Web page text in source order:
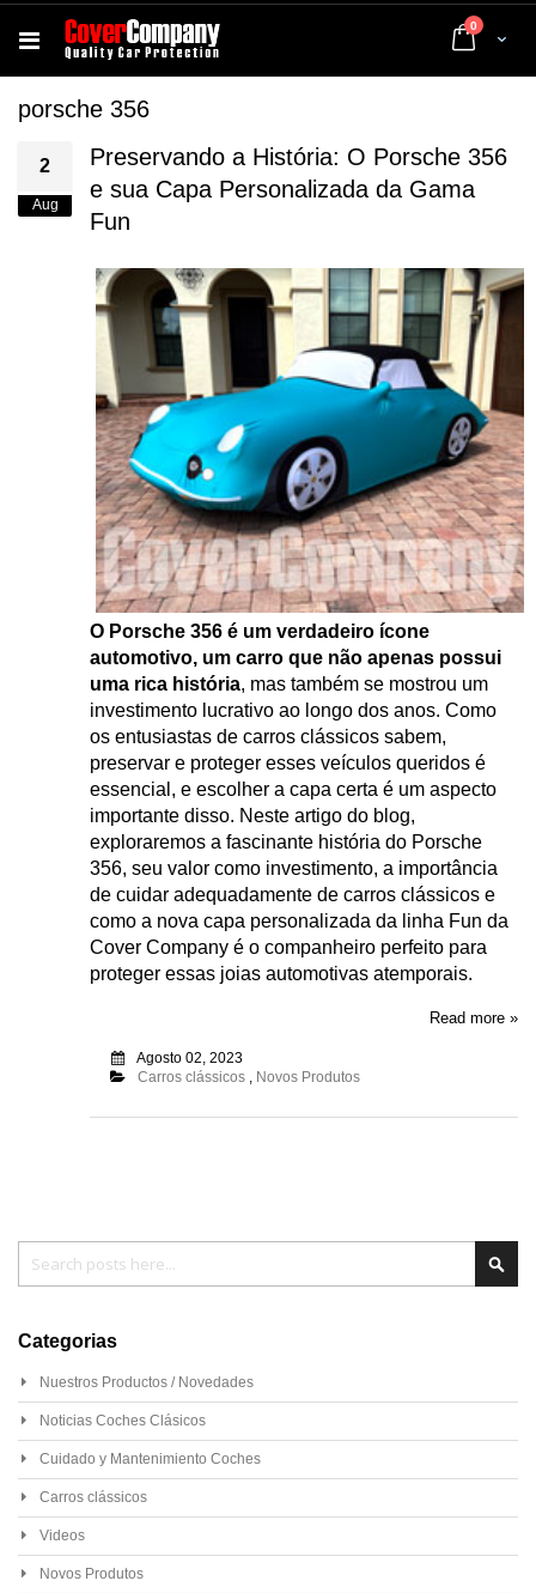
Cart
0 artigos
porsche 356
2
Aug
Preservando a História: O Porsche 356
e sua Capa Personalizada da Gama
Fun
O Porsche 356 é um verdadeiro ícone
automotivo, um carro que não apenas possui
uma rica história, mas também se mostrou um
investimento lucrativo ao longo dos anos. Como
os entusiastas de carros clássicos sabem,
preservar e proteger esses veículos queridos é
essencial, e escolher a capa certa é um aspecto
importante disso. Neste artigo do blog,
exploraremos a fascinante história do Porsche
356, seu valor como investimento, a importância
de cuidar adequadamente de carros clássicos e
como a nova capa personalizada da linha Fun da
Cover Company é o companheiro perfeito para
proteger essas joias automotivas atemporais.
Read more »
Agosto 02, 2023
Carros clássicos, Novos Produtos
Categorias
Nuestros Productos / Novedades
Noticias Coches Clásicos
Cuidado y Mantenimiento Coches
Carros clássicos
Videos
Novos Produtos